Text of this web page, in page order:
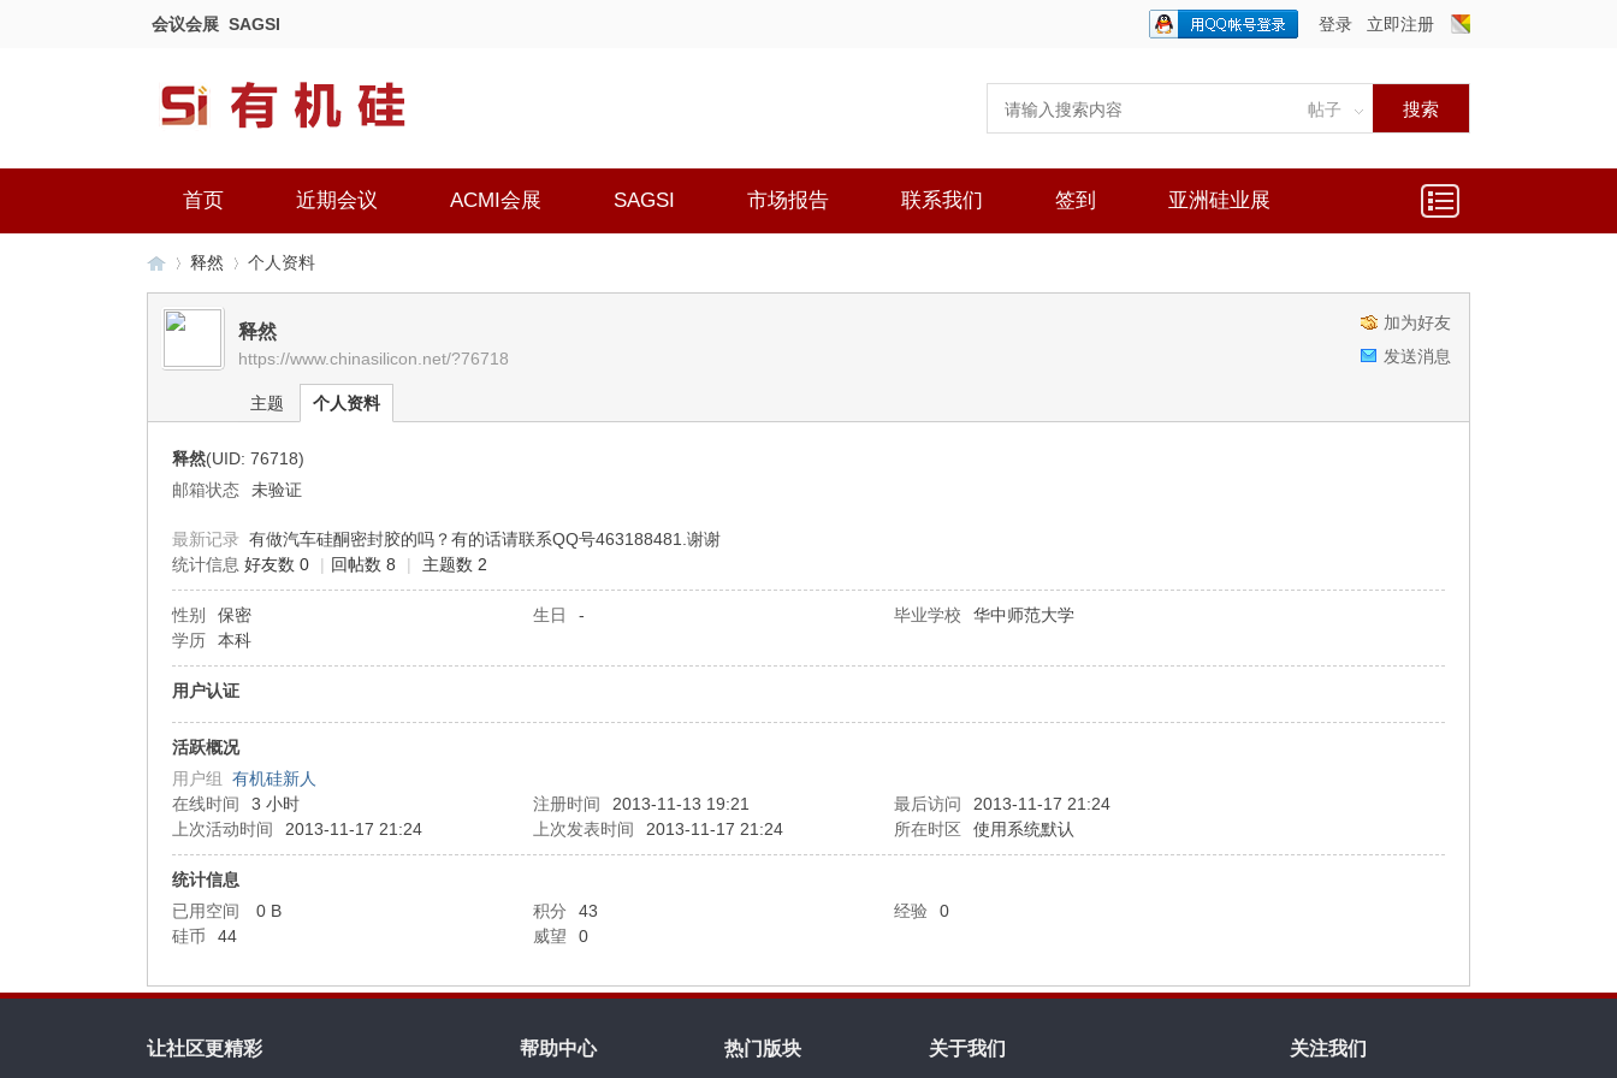
会议会展 SAGSI 登录
立即注册
帖子 搜索
首页 近期会议 ACMI会展 SAGSI 市场报告 联系我们 签到 亚洲硅业展
有›
释然
›
个人资料
加为好友
发送消息
释然
https://www.chinasilicon.net/?76718
主题 个人资料
释然(UID: 76718)
邮箱状态
未验证
最新记录 有做汽车硅酮密封胶的吗？有的话请联系QQ号463188481.谢谢
统计信息 好友数 0 | 回帖数 8 | 主题数 2
性别 保密 生日 - 毕业学校
华中师范大学
学历
本科
用户认证
活跃概况
用户组 有机硅新人
在线时间
3 小时 注册时间 2013-11-13 19:21 最后访问
2013-11-17 21:24
上次活动时间
2013-11-17 21:24 上次发表时间 2013-11-17 21:24 所在时区 使用系统默认
统计信息
已用空间
0 B 积分 43 经验
0
硅币
44 威望 0
让社区更精彩 帮助中心 热门版块 关于我们 关注我们